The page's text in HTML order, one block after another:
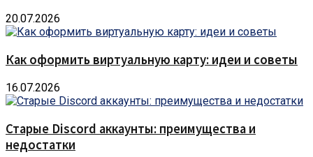
20.07.2026
Как оформить виртуальную карту: идеи и советы
16.07.2026
Старые Discord аккаунты: преимущества и
недостатки